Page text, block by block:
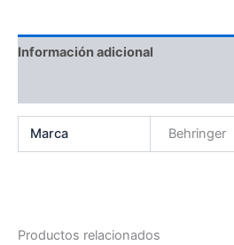
Información adicional
Marca Behringer
Productos relacionados